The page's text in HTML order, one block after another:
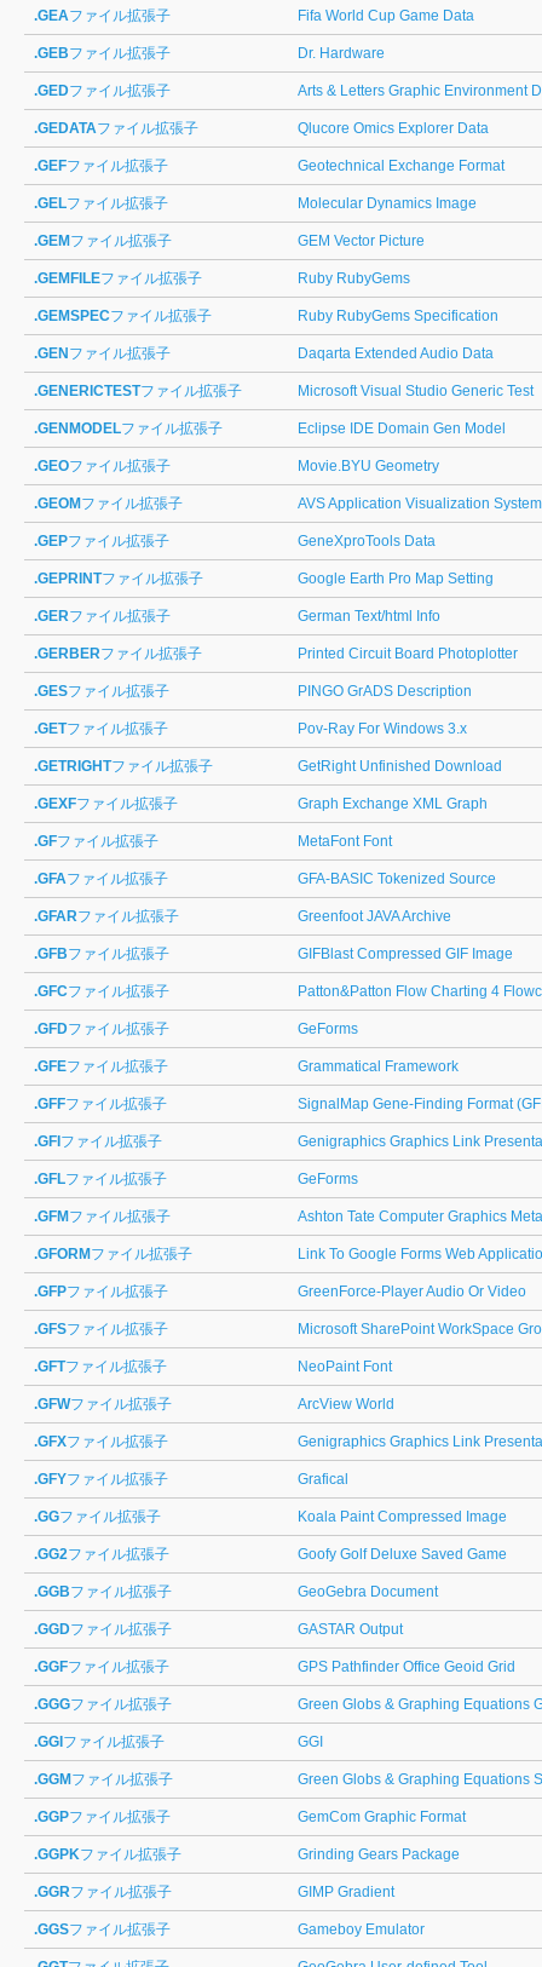
.GEAファイル拡張子 Fifa World Cup Game Data
.GEBファイル拡張子 Dr. Hardware
.GEDファイル拡張子 Arts & Letters Graphic Environment
.GEDATAファイル拡張子 Qlucore Omics Explorer Data
.GEFファイル拡張子 Geotechnical Exchange Format
.GELファイル拡張子 Molecular Dynamics Image
.GEM ファイル拡張子 GEM Vector Picture
.GEMFILEファイル拡張子 Ruby RubyGems
.GEMSPECファイル拡張子 Ruby RubyGems Specification
.GEN ファイル拡張子 Daqarta Extended Audio Data
.GENERICTESTファイル拡張子 Microsoft Visual Studio Generic Test
.GENMODELファイル拡張子 Eclipse IDE Domain Gen Model
.GEOファイル拡張子 Movie.BYU Geometry
.GEOM ファイル拡張子 AVS Application Visualization System
.GEPファイル拡張子 GeneXproTools Data
.GEPRINTファイル拡張子 Google Earth Pro Map Setting
.GERファイル拡張子 German Text/html Info
.GERBERファイル拡張子 Printed Circuit Board Photoplotter
.GESファイル拡張子 PINGO GrADS Description
.GETファイル拡張子 Pov-Ray For Windows 3.x
.GETRIGHTファイル拡張子 GetRight Unfinished Download
.GEXFファイル拡張子 Graph Exchange XML Graph
.GFファイル拡張子 MetaFont Font
.GFAファイル拡張子 GFA-BASIC Tokenized Source
.GFARファイル拡張子 Greenfoot JAVA Archive
.GFBファイル拡張子 GIFBlast Compressed GIF Image
.GFCファイル拡張子 Patton&Patton Flow Charting 4
.GFDファイル拡張子 GeForms
.GFEファイル拡張子 Grammatical Framework
.GFFファイル拡張子 SignalMap Gene-Finding Format
.GFI ファイル拡張子 Genigraphics Graphics Link
.GFLファイル拡張子 GeForms
.GFM ファイル拡張子 Ashton Tate Computer Graphics
.GFORM ファイル拡張子 Link To Google Forms Web
.GFPファイル拡張子 GreenForce-Player Audio Or Video
.GFSファイル拡張子 Microsoft SharePoint WorkSpace
.GFTファイル拡張子 NeoPaint Font
.GFWファイル拡張子 ArcView World
.GFXファイル拡張子 Genigraphics Graphics Link
.GFYファイル拡張子 Grafical
.GGファイル拡張子 Koala Paint Compressed Image
.GG2ファイル拡張子 Goofy Golf Deluxe Saved Game
.GGBファイル拡張子 GeoGebra Document
.GGDファイル拡張子 GASTAR Output
.GGFファイル拡張子 GPS Pathfinder Office Geoid Grid
.GGGファイル拡張子 Green Globs & Graphing Equations
.GGI ファイル拡張子 GGI
.GGM ファイル拡張子 Green Globs & Graphing Equations
.GGPファイル拡張子 GemCom Graphic Format
.GGPKファイル拡張子 Grinding Gears Package
.GGRファイル拡張子 GIMP Gradient
.GGSファイル拡張子 Gameboy Emulator